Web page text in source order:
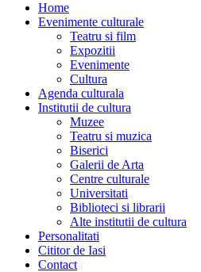
Home
Evenimente culturale
Teatru si film
Expozitii
Evenimente
Cultura
Agenda culturala
Institutii de cultura
Muzee
Teatru si muzica
Biserici
Galerii de Arta
Centre culturale
Universitati
Biblioteci si librarii
Alte institutii de cultura
Personalitati
Cititor de Iasi
Contact